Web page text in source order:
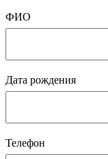
ФИО
Дата рождения
Телефон